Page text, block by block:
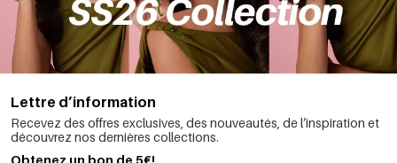
Lettre d’information
Recevez des offres exclusives, des nouveautés, de l’inspiration et
découvrez nos dernières collections.
Obtenez un bon de 5€!